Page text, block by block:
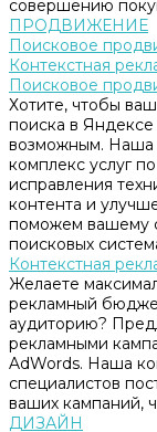
совершению
ПРОДВИЖЕНИЕ
Поисковое
Контекстная
Поисковое
Хотите, чтобы
поиска в
возможным. Наша
комплекс услуг
исправления
контента и
поможем вашему
поисковых
Контекстная
Желаете
рекламный
аудиторию?
рекламными
AdWords. Наша
специалистов
ваших кампаний,
ДИЗАЙН